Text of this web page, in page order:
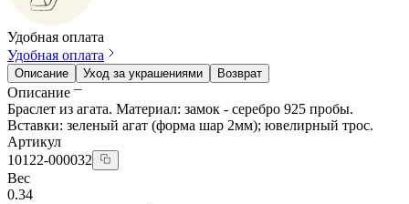
Удобная оплата
Удобная оплата
Описание Уход за украшениями Возврат
Описание
Браслет из агата. Материал: замок - серебро 925 пробы.
Вставки: зеленый агат (форма шар 2мм); ювелирный трос.
Артикул
10122-000032
Вес
0.34